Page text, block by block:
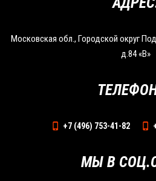
Московская обл., Городской округ
д.84 «В»
+7 (496) 753-41-82
МЫ В